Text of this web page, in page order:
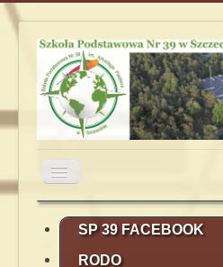
Przełącz
nawigację
Aktualności Obiady
SP 39 FACEBOOK
RODO